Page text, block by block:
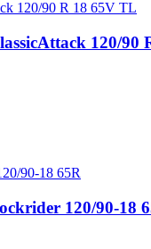
120/90
120/90-18